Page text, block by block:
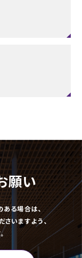
願い
る場合は、
いますよう、